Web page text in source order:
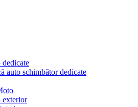
dedicate
auto schimbător dedicate
exterior